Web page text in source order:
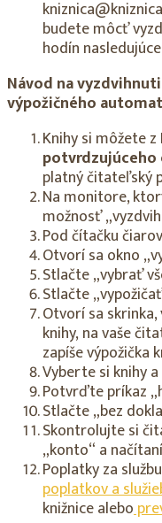
budete môcť
hodín
Návod na
výpožičného
Knihy si môžete
potvrdzujúceho
platný čitateľský
Na monitore,
možnosť
Pod čítačku
Otvorí sa okno
Stlačte „vybrať
Stlačte
Otvorí sa
knihy, na vaše
zapíše výpožička
Vyberte si knihy
Potvrďte príkaz
Stlačte „bez
Skontrolujte si
„konto“ a
Poplatky za
poplatkov a
knižnice alebo